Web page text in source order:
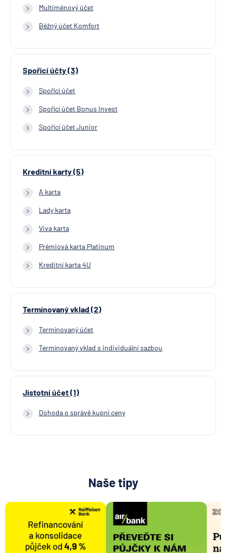
Multiměnový účet
Běžný účet Komfort
Spořicí účty (3)
Spořící účet
Spořící účet Bonus Invest
Spořící účet Junior
Kreditní karty (5)
A karta
Lady karta
Viva karta
Prémiová karta Platinum
Kreditní karta 4U
Termínovaný vklad (2)
Termínovaný účet
Termínovaný vklad s individuální sazbou
Jistotní účet (1)
Dohoda o správě kupní ceny
Naše tipy